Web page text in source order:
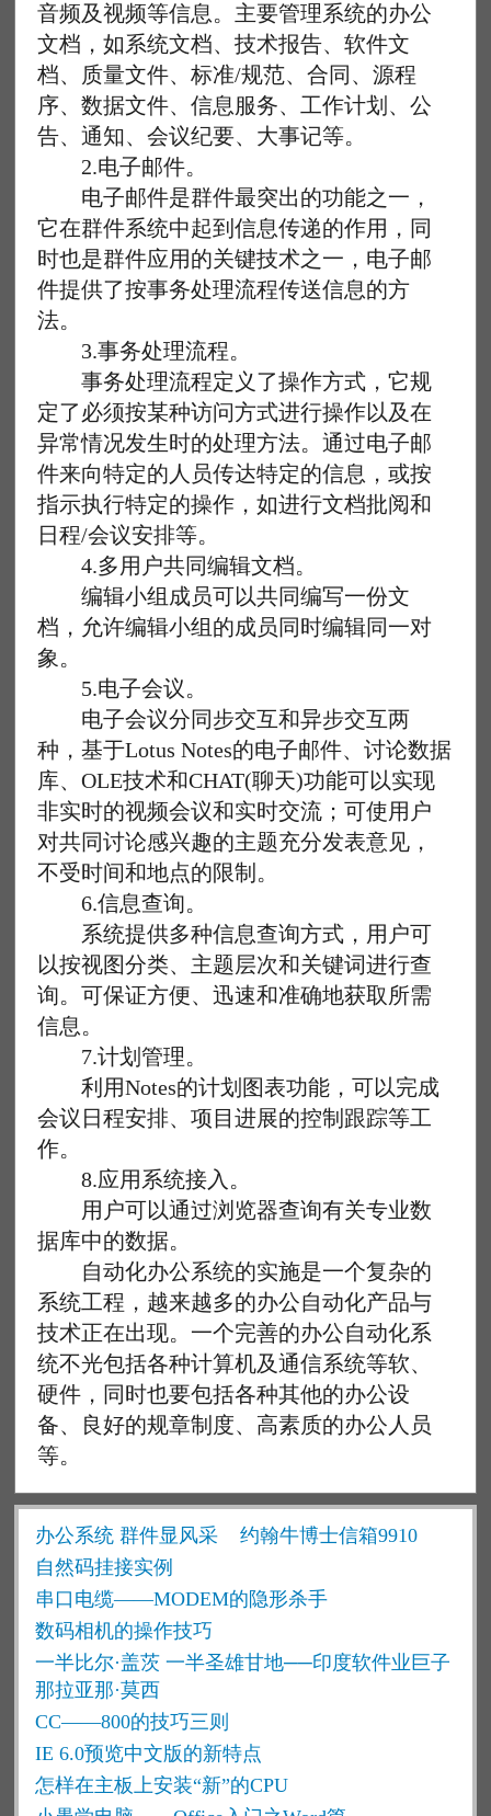
音频及视频等信息。主要管理系统的办公
文档，如系统文档、技术报告、软件文
档、质量文件、标准/规范、合同、源程
序、数据文件、信息服务、工作计划、公
告、通知、会议纪要、大事记等。
2.电子邮件。
电子邮件是群件最突出的功能之一，
它在群件系统中起到信息传递的作用，同
时也是群件应用的关键技术之一，电子邮
件提供了按事务处理流程传送信息的方
法。
3.事务处理流程。
事务处理流程定义了操作方式，它规
定了必须按某种访问方式进行操作以及在
异常情况发生时的处理方法。通过电子邮
件来向特定的人员传达特定的信息，或按
指示执行特定的操作，如进行文档批阅和
日程/会议安排等。
4.多用户共同编辑文档。
编辑小组成员可以共同编写一份文
档，允许编辑小组的成员同时编辑同一对
象。
5.电子会议。
电子会议分同步交互和异步交互两
种，基于Lotus Notes的电子邮件、讨论数据
库、OLE技术和CHAT(聊天)功能可以实现
非实时的视频会议和实时交流；可使用户
对共同讨论感兴趣的主题充分发表意见，
不受时间和地点的限制。
6.信息查询。
系统提供多种信息查询方式，用户可
以按视图分类、主题层次和关键词进行查
询。可保证方便、迅速和准确地获取所需
信息。
7.计划管理。
利用Notes的计划图表功能，可以完成
会议日程安排、项目进展的控制跟踪等工
作。
8.应用系统接入。
用户可以通过浏览器查询有关专业数
据库中的数据。
自动化办公系统的实施是一个复杂的
系统工程，越来越多的办公自动化产品与
技术正在出现。一个完善的办公自动化系
统不光包括各种计算机及通信系统等软、
硬件，同时也要包括各种其他的办公设
备、良好的规章制度、高素质的办公人员
等。
办公系统 群件显风采
约翰牛博士信箱9910
自然码挂接实例
串口电缆——MODEM的隐形杀手
数码相机的操作技巧
一半比尔·盖茨 一半圣雄甘地──印度软件业巨子
那拉亚那·莫西
CC——800的技巧三则
IE 6.0预览中文版的新特点
怎样在主板上安装“新”的CPU